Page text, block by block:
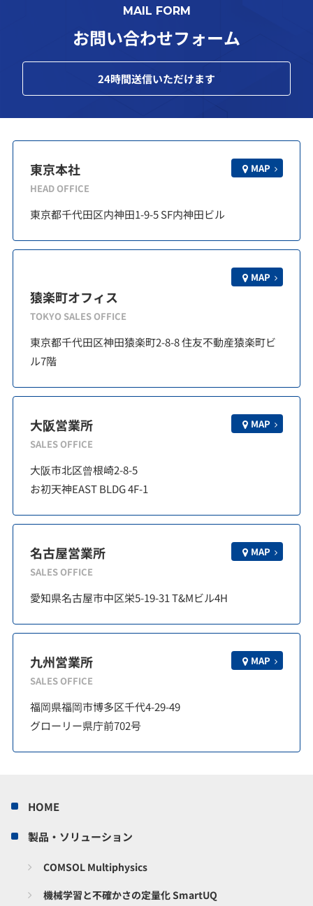
MAIL FORM
お問い合わせフォーム
24時間送信いただけます
東京本社
HEAD OFFICE
MAP
東京都千代田区内神田1-9-5 SF内神田ビル
猿楽町オフィス
TOKYO SALES OFFICE
MAP
東京都千代田区神田猿楽町2-8-8 住友不動産猿楽町ビ
ル7階
大阪営業所
SALES OFFICE
MAP
大阪市北区曾根崎2-8-5
お初天神EAST BLDG 4F-1
名古屋営業所
SALES OFFICE
MAP
愛知県名古屋市中区栄5-19-31 T&Mビル4H
九州営業所
SALES OFFICE
MAP
福岡県福岡市博多区千代4-29-49
グローリー県庁前702号
HOME
製品・ソリューション
COMSOL Multiphysics
機械学習と不確かさの定量化 SmartUQ